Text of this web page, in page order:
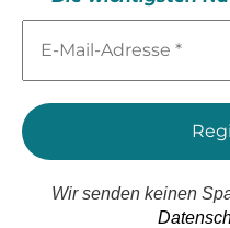
Mail-
*
Wir senden keinen